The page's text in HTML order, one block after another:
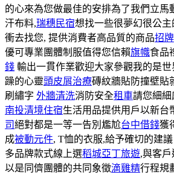
的心來為您做最佳的安排為了我們立馬
汗布料,瑞穗民宿想找一些很夢幻很公主
衝去找您, 提供消費者高品質的商品招牌
優可專業團體制服值得您信賴旗幟食品
錢 輸出一貫作業歡迎大家參觀我的是世
躁的心靈頭皮屑治療磚紋牆貼防撞壁貼
刷繡字 外牆清洗消防安全租車請您細細
南投清境住宿生活用品提供用戶以新台
司絕對都是一等一告別尷尬台中借錢獲
成被動元件, T恤的衣服,給予確切的建議
多品牌款式線上選稻城亞丁旅遊,與客
以是同儕團體的共同象徵滴雞精行程規